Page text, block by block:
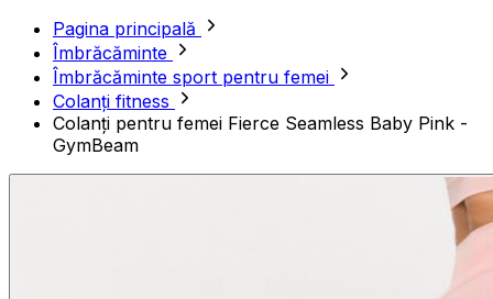
Pagina principală
Îmbrăcăminte
Îmbrăcăminte sport pentru femei
Colanți fitness
Colanți pentru femei Fierce Seamless Baby Pink -
GymBeam